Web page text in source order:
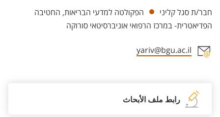
Departments
חבר/ת סגל קליני
הפקולטה למדעי הבריאות, החטיבה
הפדיאטרית- במרכז הרפואי אוניברסיטאי סורוקה
yariv@bgu.ac.il
رابط ملف الأبحاث